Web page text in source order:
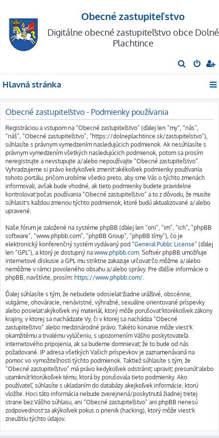
Obecné zastupiteľstvo
Digitálne obecné zastupiteľstvo obce Dolné
Plachtince
ľ
d
Hlavná stránka
Obecné zastupiteľstvo - Podmienky používania
Registráciou a vstupom na “Obecné zastupiteľstvo” (ďalej len “my”, “nás”,
“náš”, “Obecné zastupiteľstvo”, “https://dolneplachtince.sk/zastupitelstvo”),
súhlasíte s právnym vymedzením nasledujúcich podmienok. Ak nesúhlasíte s
právnym vymedzením všetkých nasledujúcich podmienok, potom sa prosím
neregistrujte a nevstupujte a/alebo nepoužívajte “Obecné zastupiteľstvo”.
Vyhradzujeme si právo kedykoľvek zmeniť akékoľvek podmienky používania
tohoto portálu, pričom urobíme všetko preto, aby sme Vás o týchto zmenách
informovali, avšak bude vhodné, ak tieto podmienky budete pravidelne
kontrolovať počas používania “Obecné zastupiteľstvo” a to z dôvodu, že musíte
súhlasiť s každou zmenou týchto podmienok, ktoré budú aktualizované a/alebo
upravené.
Naše fórum je založené na systéme phpBB (ďalej len “oni”, “im”, “ich”, “phpBB
software”, “www.phpbb.com”, “phpBB Group”, “phpBB tímy”), čo je
elektronický konferenčný systém vydávaný pod “General Public License” (ďalej
len “GPL”), a ktorý je dostupný na www.phpbb.com . Softvér phpBB umožňuje
internetové diskusie a GPL mu striktne zakazuje určovať čo môžme a/alebo
nemôžme v rámci povoleného obsahu a/alebo správy. Pre ďalšie informácie o
phpBB, navštívte, prosím: https://www.phpbb.com/
Ďalej súhlasíte s tým, že nebudete odosielať žiadne urážlivé, obscénne,
vulgárne, ohováracie, nenávistné, výhražné, sexuálne orientované príspevky
alebo posielať akýkoľvek iný materiál, ktorý môže porušovať ktorékoľvek zákony
krajiny, v ktorej sa nachádzate Vy, či v ktorej sa nachádza “Obecné
zastupiteľstvo” alebo medzinárodné právo. Takéto konanie môže viesť k
okamžitému a trvalému vylúčeniu, s upozornením Vášho poskytovateľa
internetového pripojenia, ak sa budeme domnievať, že to bude od nás
požadované. IP adresa všetkých Vašich príspevkov je zaznamenávaná na
pomoc vo vymožiteľnosti týchto podmienok. Taktiež súhlasíte s tým, že
“Obecné zastupiteľstvo” má právo kedykoľvek odstrániť, upraviť, presunúť alebo
uzamknúť ktorúkoľvek tému, ktorá by porušovala tieto podmienky. Ako
používateľ, súhlasíte s ukladaním do databázy akejkoľvek informácie, ktorú
vložíte. Hoci táto informácia nebude zverejnená/poskytnutá žiadnej tretej
strane bez Vášho súhlasu, ani “Obecné zastupiteľstvo” ani phpBB nenesú
zodpovednosť za akýkoľvek pokus o prienik (hacking), ktorý môže viesť k
zneužitiu týchto údajov.